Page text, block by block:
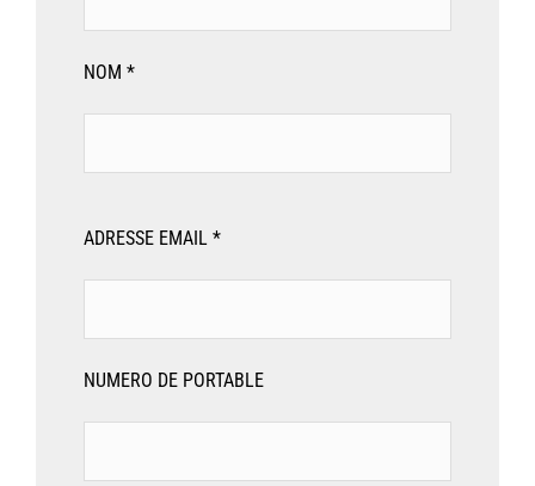
NOM *
ADRESSE EMAIL *
NUMERO DE PORTABLE